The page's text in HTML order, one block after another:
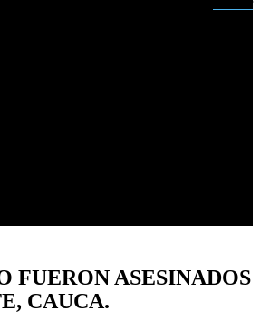
FUERON ASESINADOS
CAUCA.